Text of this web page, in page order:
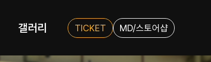
갤러리 TICKET MD/스토어샵